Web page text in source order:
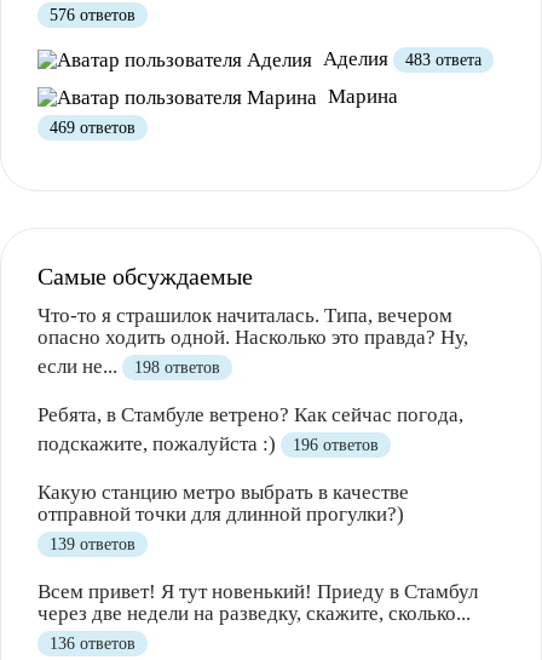
576 ответов
Аделия 483 ответа
Марина
469 ответов
Самые обсуждаемые
Что-то я страшилок начиталась. Типа, вечером
опасно ходить одной. Насколько это правда? Ну,
если не...
198 ответов
Ребята, в Стамбуле ветрено? Как сейчас погода,
подскажите, пожалуйста :)
196 ответов
Какую станцию метро выбрать в качестве
отправной точки для длинной прогулки?)
139 ответов
Всем привет! Я тут новенький! Приеду в Стамбул
через две недели на разведку, скажите, сколько...
136 ответов